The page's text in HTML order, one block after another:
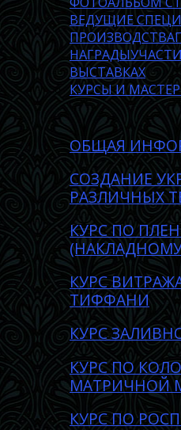
ВЕДУЩИЕ
ПРОИЗВОДСТВА
НАГРАДЫ
ВЫСТАВКАХ
КУРСЫ И
ОБЩАЯ
CОЗДАНИE
РАЗЛИЧНЫХ
КУРС ПО
КУРС
ТИФФАНИ
КУРС
КУРС ПО
МАТРИЧНОЙ
КУРС ПО